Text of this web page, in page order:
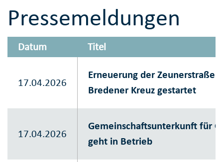
Pressemeldungen
Datum Titel
17.04.2026
Erneuerung der Zeunerstraße:
Bredener Kreuz gestartet
17.04.2026
Gemeinschaftsunterkunft für
geht in Betrieb